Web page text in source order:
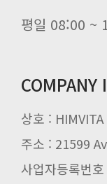
평일 08:00 ~
COMPANY
상호 : HIMVITA
주소 : 21599
사업자등록번